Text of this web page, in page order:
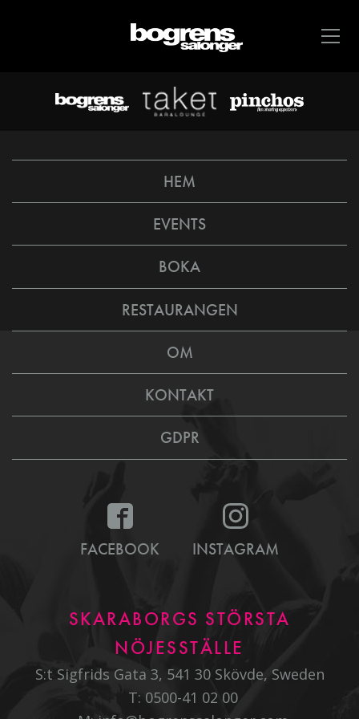
HEM
EVENTS
BOKA
RESTAURANGEN
OM
KONTAKT
GDPR
FACEBOOK INSTAGRAM
SKARABORGS STÖRSTA
NÖJESSTÄLLE
S:t Sigfrids Gata 3, 541 30 Skövde, Sweden
T: 0500-41 02 00